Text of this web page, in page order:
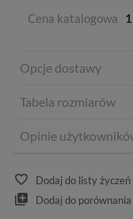
Cena katalogowa
Opcje dostawy
Tabela rozmiarów
Opinie
Dodaj do listy życzeń
Dodaj do porównania